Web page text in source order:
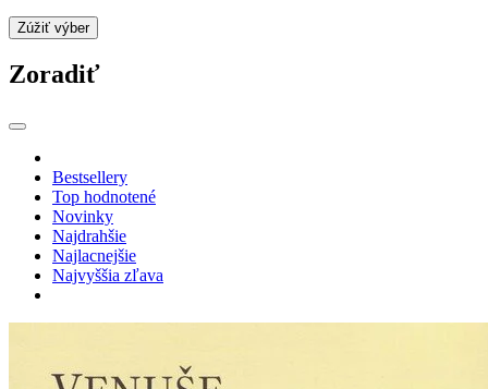
Zúžiť výber
Zoradiť
Bestsellery
Top hodnotené
Novinky
Najdrahšie
Najlacnejšie
Najvyššia zľava